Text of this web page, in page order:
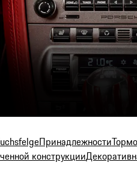
Принадлежности
конструкции